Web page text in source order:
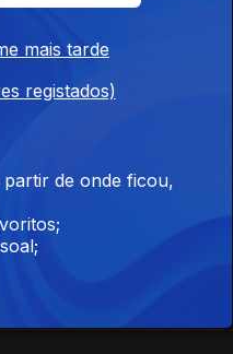
crónica de Francisco Sena
desafiaram o Papa
mais tarde
registados)
de onde ficou,